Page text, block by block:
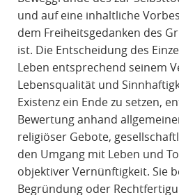
und auf eine inhaltliche
dem Freiheitsgedanken des
ist. Die Entscheidung des
Leben entsprechend seinem
Lebensqualität und
Existenz ein Ende zu setzen,
Bewertung anhand
religiöser Gebote,
den Umgang mit Leben und
objektiver Vernünftigkeit. Sie
Begründung oder